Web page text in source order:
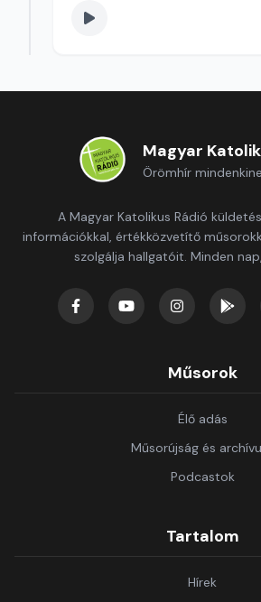
Magyar
Örömhír
A Magyar Katolikus Rádió
információkkal, értékközvetítő
szolgálja hallgatóit. Minden
Műsorok
Élő adás
Műsorújság és
Podcastok
Tartalom
Hírek